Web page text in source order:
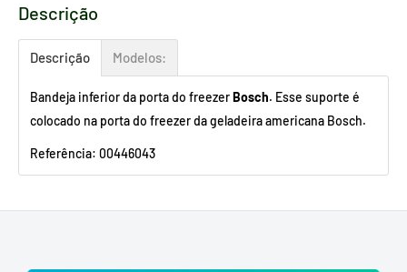
Descrição
Descrição Modelos:
Bandeja inferior da porta do freezerBosch. Esse suporte é
colocado na porta do freezer da geladeira americana Bosch.
Referência: 00446043